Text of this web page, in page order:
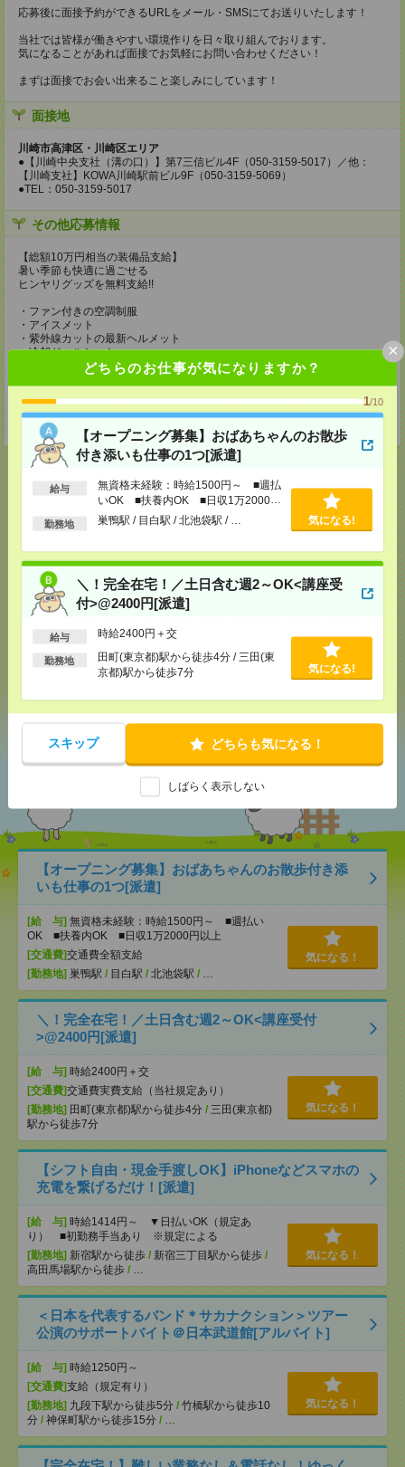
どちらのお仕事が気になりますか？
1/10
【オープニング募集】おばあちゃんのお散歩
付き添いも仕事の1つ[派遣]
給与
無資格未経験：時給1500円～ ■週払
いOK ■扶養内OK ■日収1万2000円
以上
勤務地 巣鴨駅 / 目白駅 / 北池袋駅 / … 気になる!
＼！完全在宅！／土日含む週2～OK<講座受
付>@2400円[派遣]
給与 時給2400円＋交
勤務地
田町(東京都)駅から徒歩4分 / 三田(東
京都)駅から徒歩7分
気になる!
スキップ どちらも気になる！
しばらく表示しない
×
応募後に面接予約ができるURLをメール・SMSにてお送りいたします！
当社では皆様が働きやすい環境作りを日々取り組んでおります。
気になることがあれば面接でお気軽にお問い合わせください！
まずは面接でお会い出来ること楽しみにしています！
面接地
川崎市高津区・川崎区エリア
●【川崎中央支社（溝の口）】第7三信ビル4F（050-3159-5017）／他：
【川崎支社】KOWA川崎駅前ビル9F（050-3159-5069）
●TEL：050-3159-5017
その他応募情報
【総額10万円相当の装備品支給】
暑い季節も快適に過ごせる
ヒンヤリグッズを無料支給!!
・ファン付きの空調制服
・アイスメット
・紫外線カットの最新ヘルメット
・冷却ジェルシート
・塩分タブレット
・完全防水リュック
・靴下3足
・ドリンク手当（200円/1勤務につき）
応募ページへ
気になる！
メール LINE で送る
シェア ツイート ブックマーク
おすすめ
【オープニング募集】おばあちゃんのお散歩付き添
いも仕事の1つ[派遣]
[給 与] 無資格未経験：時給1500円～ ■週払い
OK ■扶養内OK ■日収1万2000円以上
[交通費]交通費全額支給
[勤務地] 巣鴨駅 / 目白駅 / 北池袋駅 / …
気になる！
＼！完全在宅！／土日含む週2～OK<講座受付
>@2400円[派遣]
[給 与] 時給2400円＋交
[交通費]交通費実費支給（当社規定あり）
[勤務地] 田町(東京都)駅から徒歩4分 / 三田(東京都)
駅から徒歩7分
気になる！
【シフト自由・現金手渡しOK】iPhoneなどスマホの
充電を繋げるだけ！[派遣]
[給 与] 時給1414円～ ▼日払いOK（規定あ
り） ■初勤務手当あり ※規定による
[勤務地] 新宿駅から徒歩 / 新宿三丁目駅から徒歩 /
高田馬場駅から徒歩 / …
気になる！
＜日本を代表するバンド＊サカナクション＞ツアー
公演のサポートバイト＠日本武道館[アルバイト]
[給 与] 時給1250円～
[交通費]支給（規定有り）
[勤務地] 九段下駅から徒歩5分 / 竹橋駅から徒歩10
分 / 神保町駅から徒歩15分 / …
気になる！